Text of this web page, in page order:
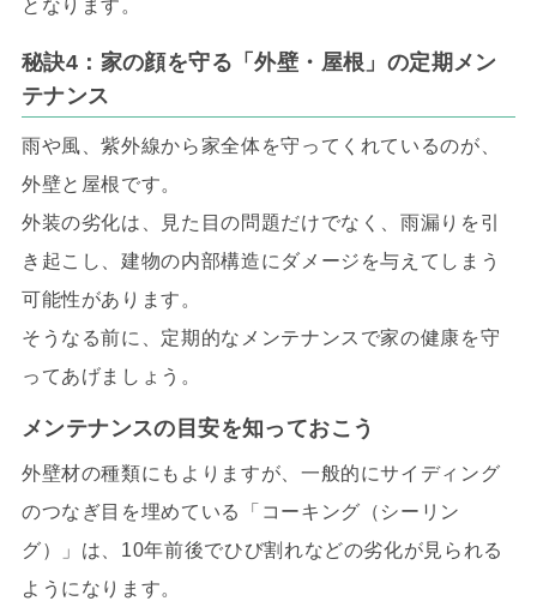
となります。
秘訣4：家の顔を守る「外壁・屋根」の定期メン
テナンス
雨や風、紫外線から家全体を守ってくれているのが、
外壁と屋根です。
外装の劣化は、見た目の問題だけでなく、雨漏りを引
き起こし、建物の内部構造にダメージを与えてしまう
可能性があります。
そうなる前に、定期的なメンテナンスで家の健康を守
ってあげましょう。
メンテナンスの目安を知っておこう
外壁材の種類にもよりますが、一般的にサイディング
のつなぎ目を埋めている「コーキング（シーリン
グ）」は、10年前後でひび割れなどの劣化が見られる
ようになります。